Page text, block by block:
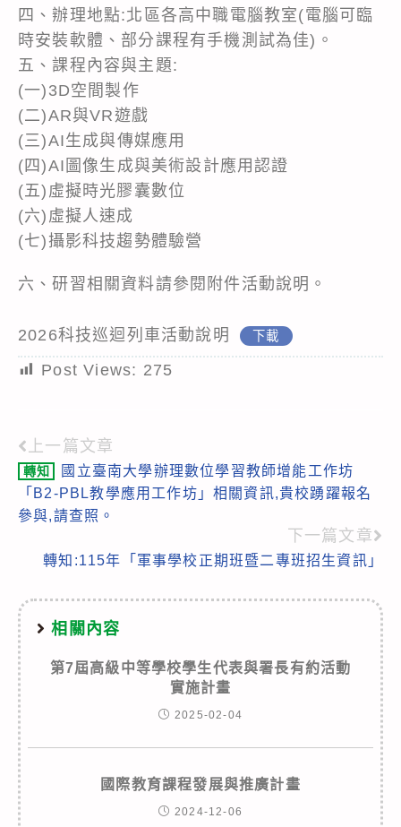
四、辦理地點:北區各高中職電腦教室(電腦可臨
時安裝軟體、部分課程有手機測試為佳)。
五、課程內容與主題:
(一)3D空間製作
(二)AR與VR遊戲
(三)AI生成與傳媒應用
(四)AI圖像生成與美術設計應用認證
(五)虛擬時光膠囊數位
(六)虛擬人速成
(七)攝影科技趨勢體驗營
六、研習相關資料請參閱附件活動說明。
2026科技巡迴列車活動說明 下載
Post Views: 275
Read
more
articles
上一篇文章
轉知
國立臺南大學辦理數位學習教師增能工作坊
「B2-PBL教學應用工作坊」相關資訊,貴校踴躍報名
參與,請查照。
下一篇文章
轉知:115年「軍事學校正期班暨二專班招生資訊」
相關內容
第7屆高級中等學校學生代表與署長有約活動
實施計畫
2025-02-04
國際教育課程發展與推廣計畫
2024-12-06